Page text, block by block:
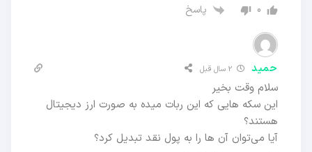
0 پاسخ
حمید 2 سال قبل
سلام وقت بخیر
این سکه هایی که این ربات میده به صورت ارز دیجیتال
هستند؟
آیا می‌توان آن ها را به پول نقد تبدیل کرد؟